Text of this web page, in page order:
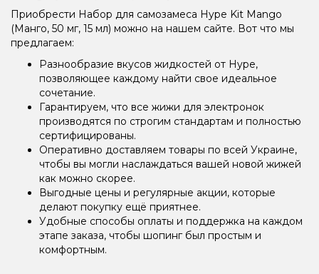
Приобрести Набор для самозамеса Hype Kit Mango
(Манго, 50 мг, 15 мл) можно на нашем сайте. Вот что мы
предлагаем:
Разнообразие вкусов жидкостей от Hype,
позволяющее каждому найти свое идеальное
сочетание.
Гарантируем, что все жижи для электронок
производятся по строгим стандартам и полностью
сертифицированы.
Оперативно доставляем товары по всей Украине,
чтобы вы могли наслаждаться вашей новой жижей
как можно скорее.
Выгодные цены и регулярные акции, которые
делают покупку ещё приятнее.
Удобные способы оплаты и поддержка на каждом
этапе заказа, чтобы шопинг был простым и
комфортным.